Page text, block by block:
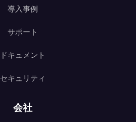
導入事例
サポート
ドキュメント
セキュリティ
会社